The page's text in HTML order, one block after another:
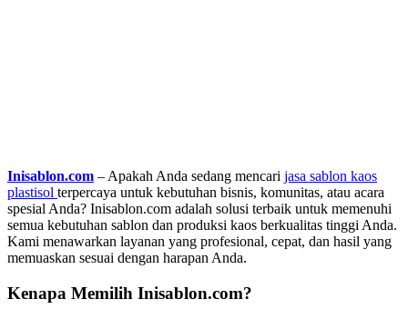
Inisablon.com – Apakah Anda sedang mencari jasa sablon kaos
plastisol terpercaya untuk kebutuhan bisnis, komunitas, atau acara
spesial Anda? Inisablon.com adalah solusi terbaik untuk memenuhi
semua kebutuhan sablon dan produksi kaos berkualitas tinggi Anda.
Kami menawarkan layanan yang profesional, cepat, dan hasil yang
memuaskan sesuai dengan harapan Anda.
Kenapa Memilih Inisablon.com?